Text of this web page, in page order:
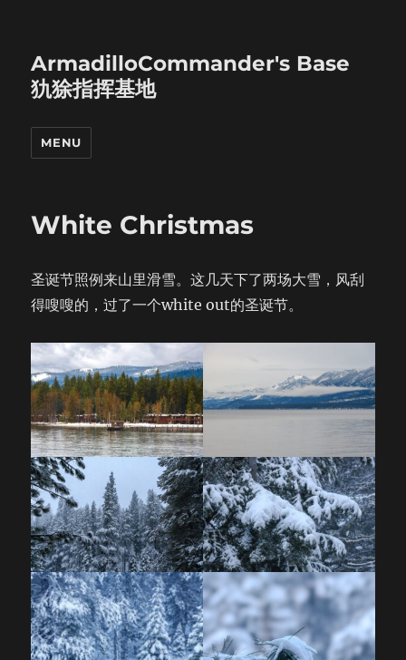
ArmadilloCommander's Base
犰狳指挥基地
MENU
White Christmas
圣诞节照例来山里滑雪。这几天下了两场大雪，风刮
得嗖嗖的，过了一个white out的圣诞节。